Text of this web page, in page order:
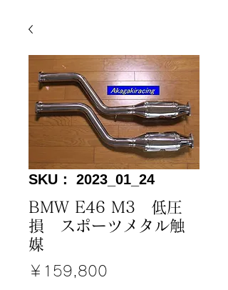
SKU： 2023_01_24
BMW E46 M3 低圧
損 スポーツメタル触
媒
￥159,800